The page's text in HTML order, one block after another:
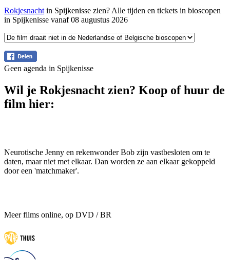
Rokjesnacht in Spijkenisse zien? Alle tijden en tickets in bioscopen
in Spijkenisse vanaf 08 augustus 2026
Geen agenda in Spijkenisse
Wil je Rokjesnacht zien? Koop of huur de
film hier:
Neurotische Jenny en rekenwonder Bob zijn vastbesloten om te
daten, maar niet met elkaar. Dan worden ze aan elkaar gekoppeld
door een 'matchmaker'.
Meer films online, op DVD / BR